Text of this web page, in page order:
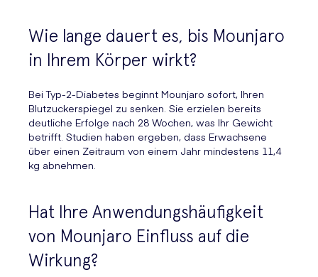
Wie lange dauert es, bis Mounjaro
in Ihrem Körper wirkt?
Bei Typ-2-Diabetes beginnt Mounjaro sofort, Ihren
Blutzuckerspiegel zu senken. Sie erzielen bereits
deutliche Erfolge nach 28 Wochen, was Ihr Gewicht
betrifft. Studien haben ergeben, dass Erwachsene
über einen Zeitraum von einem Jahr mindestens 11,4
kg abnehmen.
Hat Ihre Anwendungshäufigkeit
von Mounjaro Einfluss auf die
Wirkung?